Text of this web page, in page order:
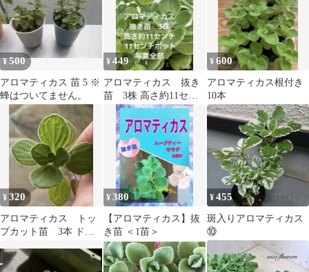
¥500
アロマティカス 苗 5 ※
蜂はついてません。
¥449
アロマティカス 抜き
苗 3株 高さ約11セン
チ 11センチポット 写真
全部
¥600
アロマティカス根付き
10本
¥320
アロマティカス トッ
プカット苗 3本 ドル
け
¥380
【アロマティカス】抜
き苗 ＜1苗＞
¥455
斑入りアロマティカス
⑩